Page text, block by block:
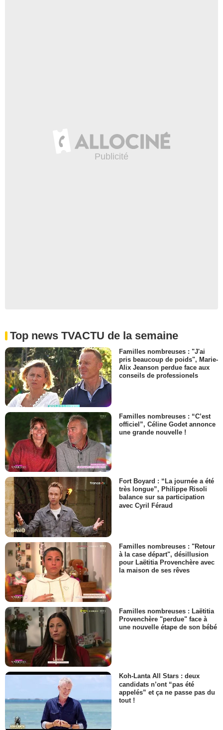
Top news TVACTU de la semaine
Familles nombreuses : "J'ai
pris beaucoup de poids", Marie-
Alix Jeanson perdue face aux
conseils de professionels
Familles nombreuses : “C’est
officiel”, Céline Godet annonce
une grande nouvelle !
Fort Boyard : “La journée a été
très longue”, Philippe Risoli
balance sur sa participation
avec Cyril Féraud
Familles nombreuses : "Retour
à la case départ", désillusion
pour Laëtitia Provenchère avec
la maison de ses rêves
Familles nombreuses : Laëtitia
Provenchère "perdue" face à
une nouvelle étape de son bébé
Koh-Lanta All Stars : deux
candidats n’ont “pas été
appelés” et ça ne passe pas du
tout !